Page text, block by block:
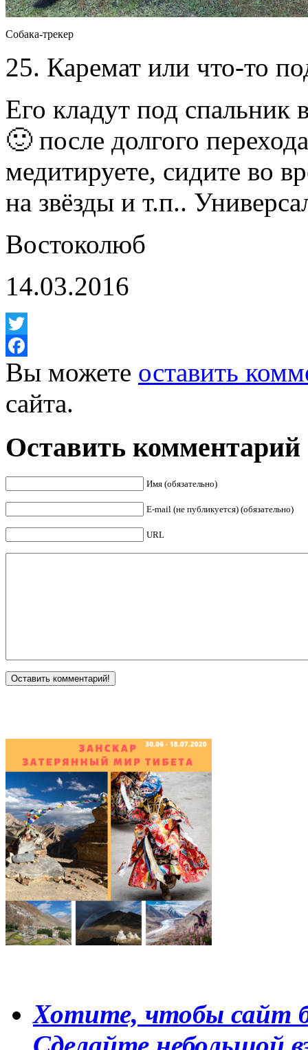
Собака-трекер
25. Каремат или что-то
Его кладут под спальник
🙂 после долгого
медитируете, сидите во
на звёзды и т.п..
Востоколюб
14.03.2016
Twitter
Facebook
Вы можете оставить
сайта.
Оставить комментарий
Имя (обязательно)
E-mail (не публикуется) (обязательно)
URL
Хотите, чтобы сайт